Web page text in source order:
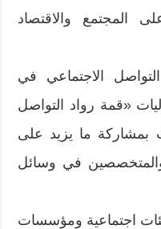
المجتمع والاقتصاد
الاجتماعي في
«قمة رواد التواصل
بمشاركة ما يزيد على
والمتخصصين في وسائل
اجتماعية ومؤسسات